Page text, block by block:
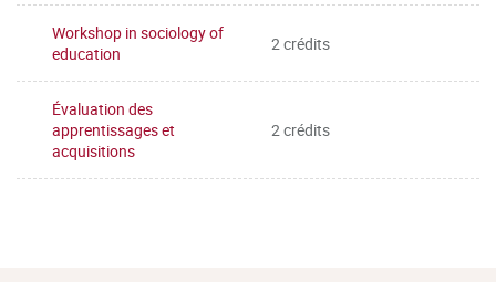
Workshop in sociology of
education
2 crédits
Évaluation des
apprentissages et
acquisitions
2 crédits